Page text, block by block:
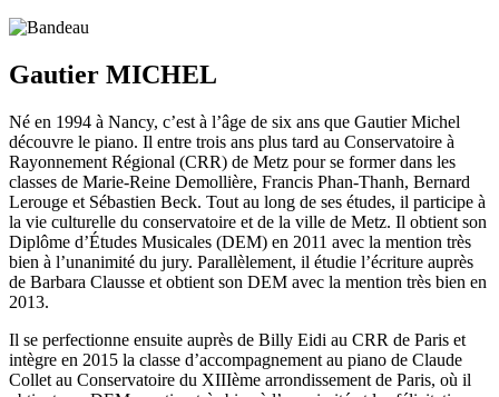
Gautier MICHEL
Né en 1994 à Nancy, c’est à l’âge de six ans que Gautier Michel
découvre le piano. Il entre trois ans plus tard au Conservatoire à
Rayonnement Régional (CRR) de Metz pour se former dans les
classes de Marie-Reine Demollière, Francis Phan-Thanh, Bernard
Lerouge et Sébastien Beck. Tout au long de ses études, il participe à
la vie culturelle du conservatoire et de la ville de Metz. Il obtient son
Diplôme d’Études Musicales (DEM) en 2011 avec la mention très
bien à l’unanimité du jury. Parallèlement, il étudie l’écriture auprès
de Barbara Clausse et obtient son DEM avec la mention très bien en
2013.
Il se perfectionne ensuite auprès de Billy Eidi au CRR de Paris et
intègre en 2015 la classe d’accompagnement au piano de Claude
Collet au Conservatoire du XIIIème arrondissement de Paris, où il